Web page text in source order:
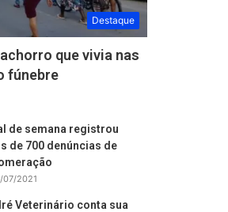
Destaque
que vivia nas
fúnebre
de semana registrou
de 700 denúncias de
07/2021
Veterinário conta sua